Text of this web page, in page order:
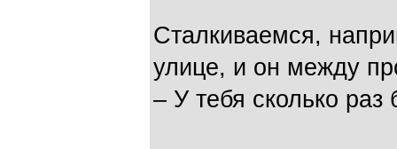
Сталкиваемся,
улице, и он между
– У тебя сколько раз